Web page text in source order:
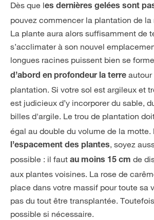
Dès que les dernières gelées sont
pouvez commencer la plantation de la
La plante aura alors suffisamment de
s’acclimater à son nouvel
longues racines puissent bien se
d’abord en profondeur la terre autour
plantation. Si votre sol est argileux et
est judicieux d’y incorporer du sable,
billes d'argile. Le trou de plantation
égal au double du volume de la motte.
l’espacement des plantes, soyez
possible : il faut au moins 15 cm de
aux plantes voisines. La rose de
place dans votre massif pour toute sa
pas du tout être transplantée.
possible si nécessaire.